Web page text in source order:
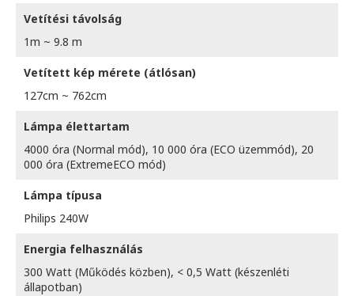
Vetítési távolság
1m ~ 9.8 m
Vetített kép mérete (átlósan)
127cm ~ 762cm
Lámpa élettartam
4000 óra (Normal mód), 10 000 óra (ECO üzemmód), 20
000 óra (ExtremeECO mód)
Lámpa típusa
Philips 240W
Energia felhasználás
300 Watt (Működés közben), < 0,5 Watt (készenléti
állapotban)